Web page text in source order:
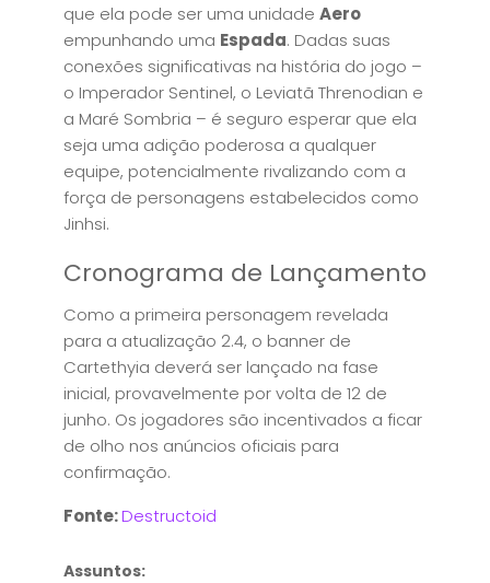
que ela pode ser uma unidade Aero
empunhando uma Espada. Dadas suas
conexões significativas na história do jogo –
o Imperador Sentinel, o Leviatã Threnodian e
a Maré Sombria – é seguro esperar que ela
seja uma adição poderosa a qualquer
equipe, potencialmente rivalizando com a
força de personagens estabelecidos como
Jinhsi.
Cronograma de Lançamento
Como a primeira personagem revelada
para a atualização 2.4, o banner de
Cartethyia deverá ser lançado na fase
inicial, provavelmente por volta de 12 de
junho. Os jogadores são incentivados a ficar
de olho nos anúncios oficiais para
confirmação.
Fonte:Destructoid
Assuntos: